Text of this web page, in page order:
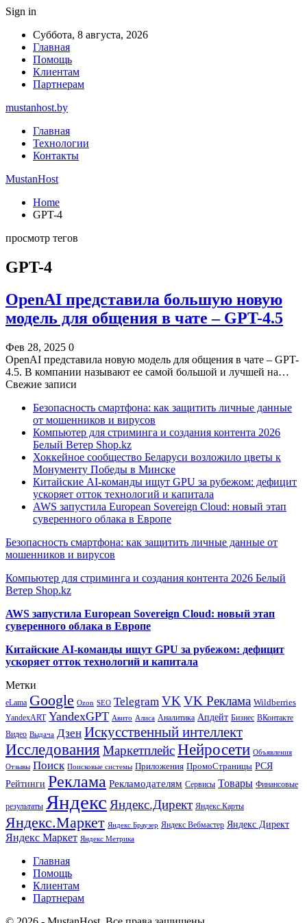
Sign in
Суббота, 8 августа, 2026
Главная
Помощь
Клиентам
Партнерам
mustanhost.by
Главная
Технологии
Контакты
MustanHost
Home
GPT-4
просмотр тегов
GPT-4
OpenAI представила большую новую
модель для общения в чате – GPT-4.5
Фев 28, 2025 0
OpenAI представила новую модель для общения в чате – GPT-
4.5. В компании называют ее самой большой и лучшей на…
Свежие записи
Безопасность смартфона: как защитить личные данные
от мошенников и вирусов
Компьютер для стриминга и создания контента 2026
Белый Ветер Shop.kz
Хоккейное сообщество Беларуси возложило цветы к
Монументу Победы в Минске
Китайские AI-команды ищут GPU за рубежом: дефицит
ускоряет отток технологий и капитала
AWS запустила European Sovereign Cloud: новый этап
суверенного облака в Европе
Безопасность смартфона: как защитить личные данные от
мошенников и вирусов
Компьютер для стриминга и создания контента 2026 Белый
Ветер Shop.kz
AWS запустила European Sovereign Cloud: новый этап
суверенного облака в Европе
Китайские AI-команды ищут GPU за рубежом: дефицит
ускоряет отток технологий и капитала
Метки
eLama Google Ozon SEO Telegram VK VK Реклама Wildberries
YandexART YandexGPT Авито Алиса Аналитика Апдейт Бизнес ВКонтакте
Видео Выдача Дзен Искусственный интеллект
Исследования МаркетплейсНейросети Объявления
Отзывы Поиск Поисковые системы Приложения ПромоСтраницы РСЯ
Рейтинги Реклама Рекламодателям Сервисы Товары Финансовые
результаты Яндекс Яндекс.Директ Яндекс.Карты
Яндекс.Маркет Яндекс Браузер Яндекс Вебмастер Яндекс Директ
Яндекс Маркет Яндекс Метрика
Главная
Помощь
Клиентам
Партнерам